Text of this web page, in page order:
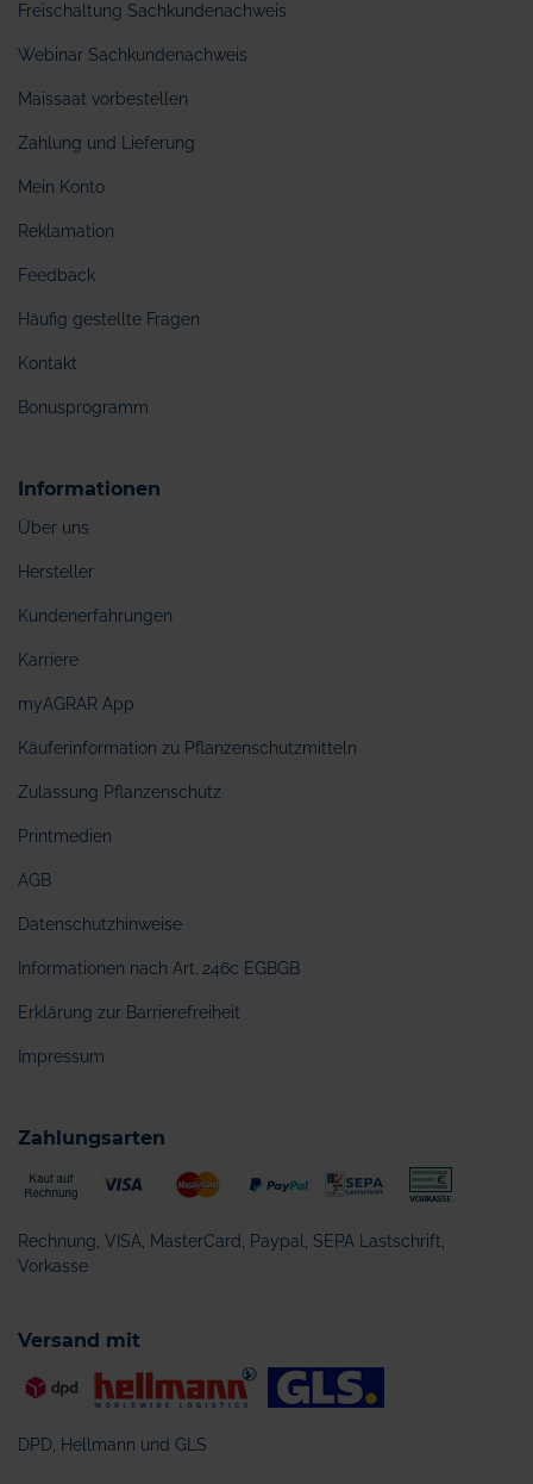
Freischaltung Sachkundenachweis
Webinar Sachkundenachweis
Maissaat vorbestellen
Zahlung und Lieferung
Mein Konto
Reklamation
Feedback
Häufig gestellte Fragen
Kontakt
Bonusprogramm
Informationen
Über uns
Hersteller
Kundenerfahrungen
Karriere
myAGRAR App
Käuferinformation zu Pflanzenschutzmitteln
Zulassung Pflanzenschutz
Printmedien
AGB
Datenschutzhinweise
Informationen nach Art. 246c EGBGB
Erklärung zur Barrierefreiheit
Impressum
Zahlungsarten
Rechnung, VISA, MasterCard, Paypal, SEPA Lastschrift,
Vorkasse
Versand mit
DPD, Hellmann und GLS